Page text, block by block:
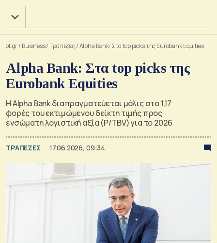
Χ.Α.
ot.gr/ Business/Τράπεζες/Alpha Bank: Στα top picks της Eurobank Equities
Alpha Bank: Στα top picks της
Eurobank Equities
Η Alpha Bank διαπραγματεύεται μόλις στο 1,17
φορές του εκτιμώμενου δείκτη τιμής προς
ενσώματη λογιστική αξία (P/TBV) για το 2026
ΤΡΑΠΕΖΕΣ 17.06.2026, 09:34